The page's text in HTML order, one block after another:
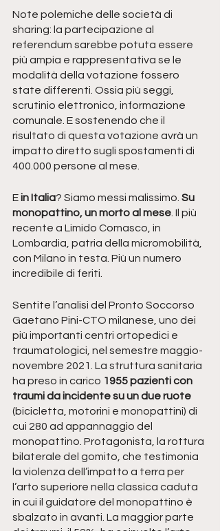
Note polemiche delle società di
sharing: la partecipazione al
referendum sarebbe potuta essere
più ampia e rappresentativa se le
modalità della votazione fossero
state differenti. Ossia più seggi,
scrutinio elettronico, informazione
comunale. E sostenendo che il
risultato di questa votazione avrà un
impatto diretto sugli spostamenti di
400.000 persone al mese.
E in Italia? Siamo messi malissimo. Su
monopattino, un morto al mese . Il più
recente a Limido Comasco, in
Lombardia, patria della micromobilità,
con Milano in testa. Più un numero
incredibile di feriti.
Sentite l’analisi del Pronto Soccorso
Gaetano Pini-CTO milanese, uno dei
più importanti centri ortopedici e
traumatologici, nel semestre maggio-
novembre 2021. La struttura sanitaria
ha preso in carico 1955 pazienti con
traumi da incidente su un due ruote
(bicicletta, motorini e monopattini) di
cui 280 ad appannaggio del
monopattino. Protagonista, la rottura
bilaterale del gomito, che testimonia
la violenza dell’impatto a terra per
l’arto superiore nella classica caduta
in cui il guidatore del monopattino è
sbalzato in avanti. La maggior parte